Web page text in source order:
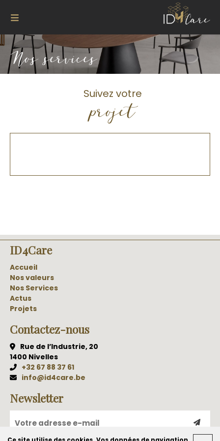
Nos services
Suivez votre
projet
ID4Care
Accueil
Nos valeurs
Nos Services
Actus
Projets
Contactez-nous
Rue de l’Industrie, 20
1400 Nivelles
+32 67 88 37 61
info@id4care.be
Newsletter